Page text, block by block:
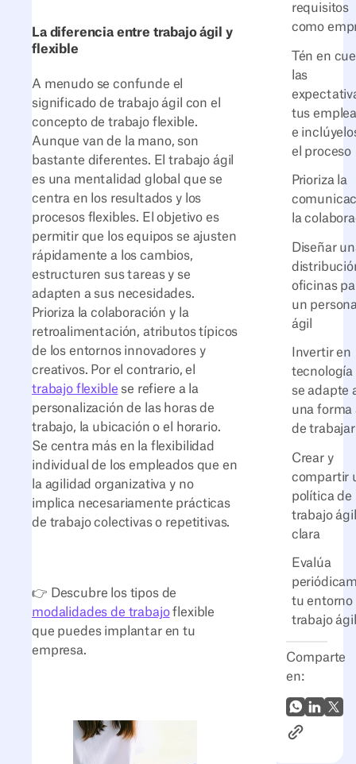
requisitos
como
Tén en
las
tus
e
el proceso
Prioriza la
la
Diseñar
oficinas
un
ágil
Invertir en
tecnología
se adapte
una forma
de trabajar
Crear y
compartir
política de
trabajo
clara
Evalúa
tu entorno
trabajo ágil
Comparte
en:
WhatsApp
X
Enlace al
La diferencia entre trabajo ágil y
flexible
A menudo se confunde el
significado de trabajo ágil con el
concepto de trabajo flexible.
Aunque van de la mano, son
bastante diferentes. El trabajo ágil
es una mentalidad global que se
centra en los resultados y los
procesos flexibles. El objetivo es
permitir que los equipos se ajusten
rápidamente a los cambios,
estructuren sus tareas y se
adapten a sus necesidades.
Prioriza la colaboración y la
retroalimentación, atributos típicos
de los entornos innovadores y
creativos. Por el contrario, el
trabajo flexible se refiere a la
personalización de las horas de
trabajo, la ubicación o el horario.
Se centra más en la flexibilidad
individual de los empleados que en
la agilidad organizativa y no
implica necesariamente prácticas
de trabajo colectivas o repetitivas.
👉 Descubre los tipos de
modalidades de trabajoflexible
que puedes implantar en tu
empresa.